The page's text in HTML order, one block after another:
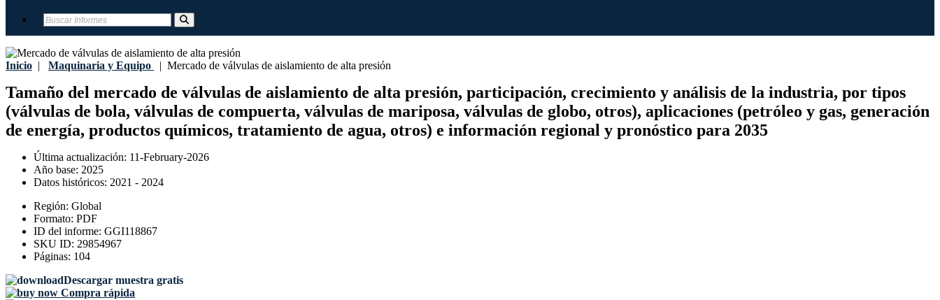
Inicio | Maquinaria y Equipo | Mercado de válvulas de aislamiento de alta presión
Tamaño del mercado de válvulas de aislamiento de alta presión, participación, crecimiento y análisis de la industria, por tipos
(válvulas de bola, válvulas de compuerta, válvulas de mariposa, válvulas de globo, otros), aplicaciones (petróleo y gas, generación
de energía, productos químicos, tratamiento de agua, otros) e información regional y pronóstico para 2035
Última actualización: 11-February-2026
Año base: 2025
Datos históricos: 2021 - 2024
Región: Global
Formato: PDF
ID del informe: GGI118867
SKU ID: 29854967
Páginas: 104
Descargar muestra gratis
Compra rápida